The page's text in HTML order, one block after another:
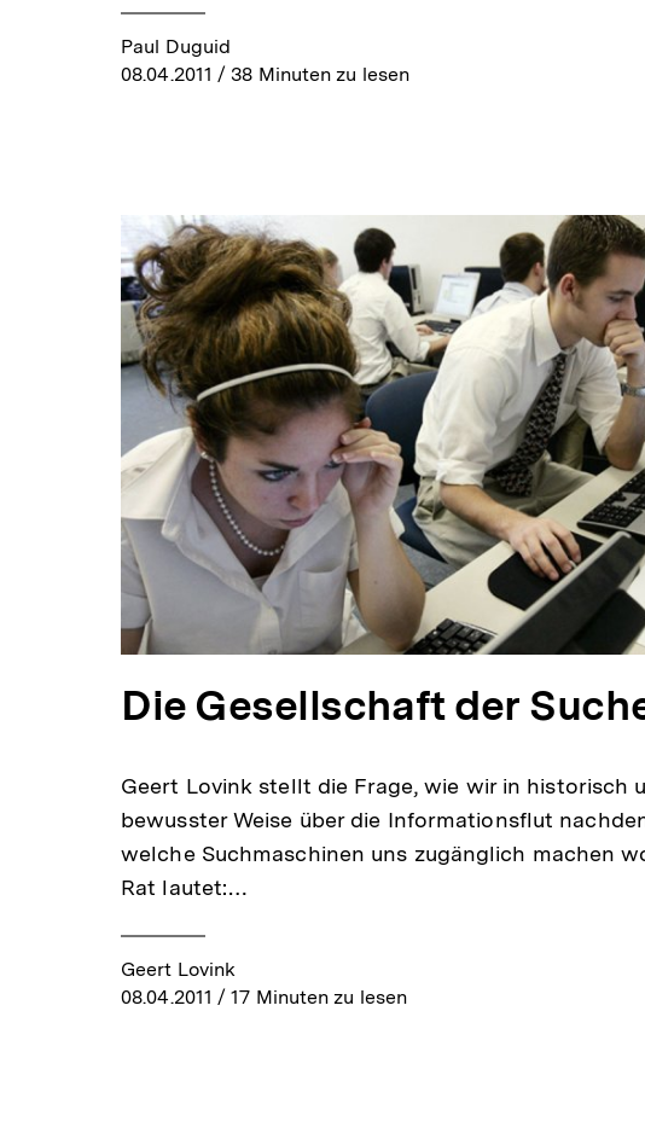
Paul Duguid
08.04.2011 / 38 Minuten zu lesen
Die Gesellschaft der
Geert Lovink stellt die Frage, wie wir in historisch
bewusster Weise über die Informationsflut
welche Suchmaschinen uns zugänglich machen
Rat lautet:…
Geert Lovink
08.04.2011 / 17 Minuten zu lesen